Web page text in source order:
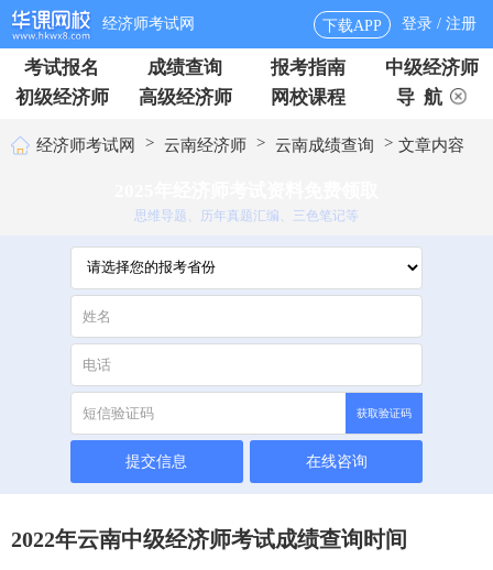
经济师考试网 下载APP 登录 / 注册
考试报名 成绩查询 报考指南
中级经济师
初级经济师
高级经济师 网校课程 导 航
经济师考试网 > 云南经济师 > 云南成绩查询 > 文章内容
思维导题、历年真题汇编、三色笔记等
获取验证码
提交信息 在线咨询
2022年云南中级经济师考试成绩查询时间